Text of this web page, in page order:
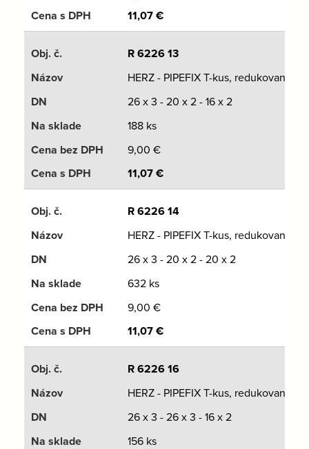
11,07€
R 6226 13
HERZ - PIPEFIX T-kus, redukovaný
26 x 3 - 20 x 2 - 16 x 2
188 ks
9,00 €
11,07€
R 6226 14
HERZ - PIPEFIX T-kus, redukovaný
26 x 3 - 20 x 2 - 20 x 2
632 ks
9,00 €
11,07€
R 6226 16
HERZ - PIPEFIX T-kus, redukovaný
26 x 3 - 26 x 3 - 16 x 2
156 ks